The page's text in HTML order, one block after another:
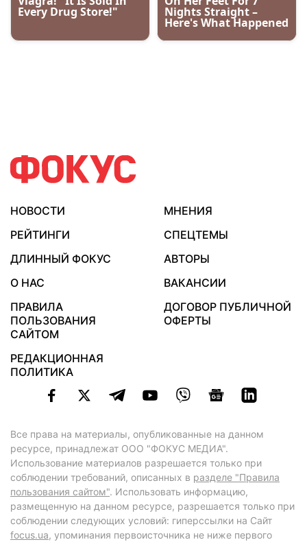
НОВОСТИ
МНЕНИЯ
РЕЙТИНГИ
СПЕЦТЕМЫ
ДЛИННЫЙ ФОКУС
АВТОРЫ
О НАС
ВАКАНСИИ
ПРАВИЛА
ПОЛЬЗОВАНИЯ
САЙТОМ
ДОГОВОР ПУБЛИЧНОЙ
ОФЕРТЫ
РЕДАКЦИОННАЯ
ПОЛИТИКА
Все права на материалы, опубликованные на данном
ресурсе, принадлежат ООО "ФОКУС МЕДИА".
Использование материалов разрешается только при
соблюдении требований, описанных в разделе "Правила
пользования сайтом". Использовать информацию,
размещенную на данном ресурсе, разрешается только при
соблюдении следующих условий: гиперссылки на Сайт
focus.ua, упоминания первоисточника не ниже первого